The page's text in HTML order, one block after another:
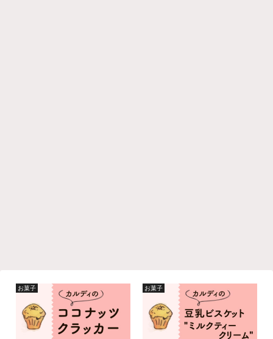
お菓子 お菓子